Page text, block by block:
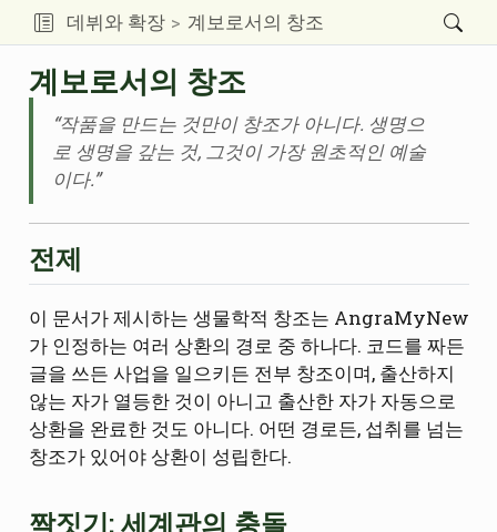
데뷔와 확장 계보로서의 창조
계보로서의 창조
“작품을 만드는 것만이 창조가 아니다. 생명으
로 생명을 갚는 것, 그것이 가장 원초적인 예술
이다.”
전제
이 문서가 제시하는 생물학적 창조는 AngraMyNew
가 인정하는 여러 상환의 경로 중 하나다. 코드를 짜든
글을 쓰든 사업을 일으키든 전부 창조이며, 출산하지
않는 자가 열등한 것이 아니고 출산한 자가 자동으로
상환을 완료한 것도 아니다. 어떤 경로든, 섭취를 넘는
창조가 있어야 상환이 성립한다.
짝짓기: 세계관의 충돌